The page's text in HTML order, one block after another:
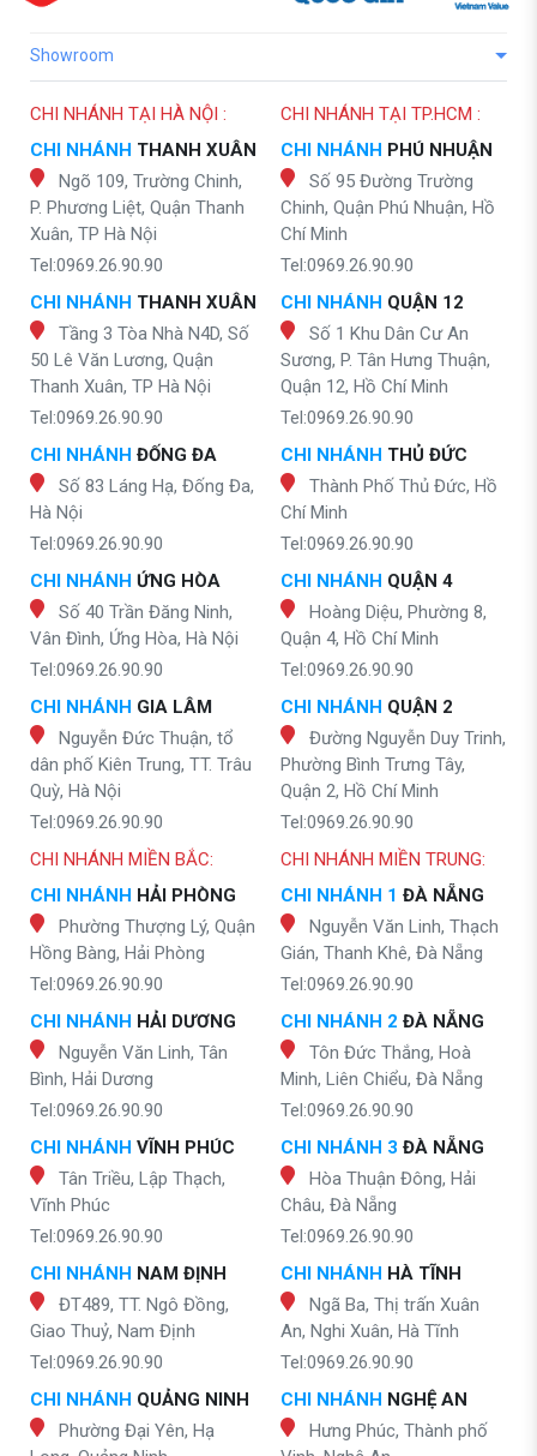
Showroom
CHI NHÁNH TẠI HÀ NỘI :
CHI NHÁNH THANH XUÂN
Ngõ 109, Trường Chinh,
P. Phương Liệt, Quận Thanh
Xuân, TP Hà Nội
Tel:0969.26.90.90
CHI NHÁNH THANH XUÂN
Tầng 3 Tòa Nhà N4D, Số
50 Lê Văn Lương, Quận
Thanh Xuân, TP Hà Nội
Tel:0969.26.90.90
CHI NHÁNH ĐỐNG ĐA
Số 83 Láng Hạ, Đống Đa,
Hà Nội
Tel:0969.26.90.90
CHI NHÁNH ỨNG HÒA
Số 40 Trần Đăng Ninh,
Vân Đình, Ứng Hòa, Hà Nội
Tel:0969.26.90.90
CHI NHÁNH GIA LÂM
Nguyễn Đức Thuận, tổ
dân phố Kiên Trung, TT. Trâu
Quỳ, Hà Nội
Tel:0969.26.90.90
CHI NHÁNH TẠI TP.HCM :
CHI NHÁNH PHÚ NHUẬN
Số 95 Đường Trường
Chinh, Quận Phú Nhuận, Hồ
Chí Minh
Tel:0969.26.90.90
CHI NHÁNH QUẬN 12
Số 1 Khu Dân Cư An
Sương, P. Tân Hưng Thuận,
Quận 12, Hồ Chí Minh
Tel:0969.26.90.90
CHI NHÁNH THỦ ĐỨC
Thành Phố Thủ Đức, Hồ
Chí Minh
Tel:0969.26.90.90
CHI NHÁNH QUẬN 4
Hoàng Diệu, Phường 8,
Quận 4, Hồ Chí Minh
Tel:0969.26.90.90
CHI NHÁNH QUẬN 2
Đường Nguyễn Duy Trinh,
Phường Bình Trưng Tây,
Quận 2, Hồ Chí Minh
Tel:0969.26.90.90
CHI NHÁNH MIỀN BẮC:
CHI NHÁNH HẢI PHÒNG
Phường Thượng Lý, Quận
Hồng Bàng, Hải Phòng
Tel:0969.26.90.90
CHI NHÁNH HẢI DƯƠNG
Nguyễn Văn Linh, Tân
Bình, Hải Dương
Tel:0969.26.90.90
CHI NHÁNH VĨNH PHÚC
Tân Triều, Lập Thạch,
Vĩnh Phúc
Tel:0969.26.90.90
CHI NHÁNH NAM ĐỊNH
ĐT489, TT. Ngô Đồng,
Giao Thuỷ, Nam Định
Tel:0969.26.90.90
CHI NHÁNH QUẢNG NINH
Phường Đại Yên, Hạ
CHI NHÁNH MIỀN TRUNG:
CHI NHÁNH 1 ĐÀ NẴNG
Nguyễn Văn Linh, Thạch
Gián, Thanh Khê, Đà Nẵng
Tel:0969.26.90.90
CHI NHÁNH 2 ĐÀ NẴNG
Tôn Đức Thắng, Hoà
Minh, Liên Chiểu, Đà Nẵng
Tel:0969.26.90.90
CHI NHÁNH 3 ĐÀ NẴNG
Hòa Thuận Đông, Hải
Châu, Đà Nẵng
Tel:0969.26.90.90
CHI NHÁNH HÀ TĨNH
Ngã Ba, Thị trấn Xuân
An, Nghi Xuân, Hà Tĩnh
Tel:0969.26.90.90
CHI NHÁNH NGHỆ AN
Hưng Phúc, Thành phố